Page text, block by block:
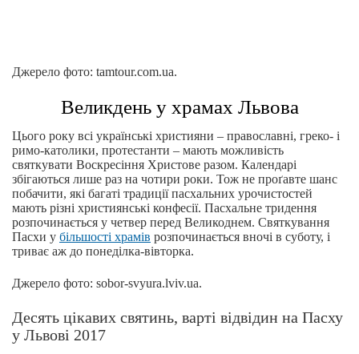
Джерело фото: tamtour.com.ua.
Великдень у храмах Львова
Цього року всі українські християни – православні, греко- і
римо-католики, протестанти – мають можливість
святкувати Воскресіння Христове разом. Календарі
збігаються лише раз на чотири роки. Тож не проґавте шанс
побачити, які багаті традиції пасхальних урочистостей
мають різні християнські конфесії. Пасхальне тридення
розпочинається у четвер перед Великоднем. Святкування
Пасхи у більшості храмів розпочинається вночі в суботу, і
триває аж до понеділка-вівторка.
Джерело фото: sobor-svyura.lviv.ua.
Десять цікавих святинь, варті відвідин на Пасху
у Львові 2017